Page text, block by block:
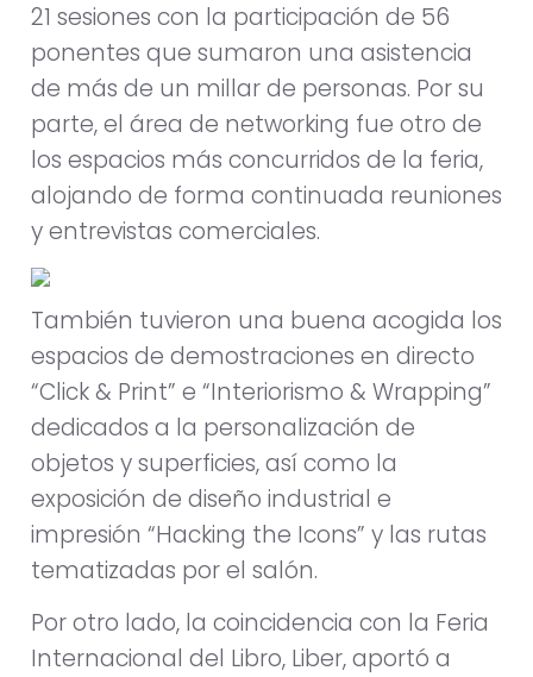
21 sesiones con la participación de 56
ponentes que sumaron una asistencia
de más de un millar de personas. Por su
parte, el área de networking fue otro de
los espacios más concurridos de la feria,
alojando de forma continuada reuniones
y entrevistas comerciales.
También tuvieron una buena acogida los
espacios de demostraciones en directo
“Click & Print” e “Interiorismo & Wrapping”
dedicados a la personalización de
objetos y superficies, así como la
exposición de diseño industrial e
impresión “Hacking the Icons” y las rutas
tematizadas por el salón.
Por otro lado, la coincidencia con la Feria
Internacional del Libro, Liber, aportó a